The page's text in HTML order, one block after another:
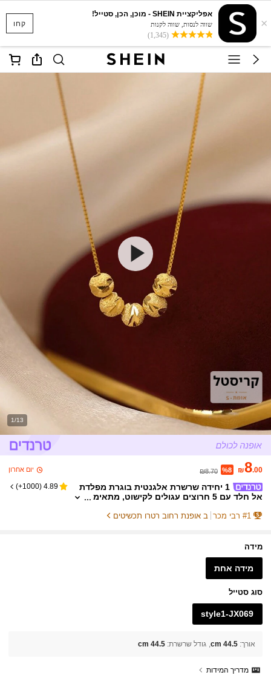
קחו ×
אפליקציית SHEIN - מוכן, הכן, סטייל!
שווה לנסות, שווה לקנות
(1,345)
1/13
₪8.00
%8
₪8.70 יום אחרון
1 יחידה שרשרת אלגנטית בוגרת מפלדת
אל חלד עם 5 חרוצים עגולים לקישוט, מתאימ
4.89
(
1000+
)
#1 רבי מכר ב אופנת רחוב רטרו תכשיטים
מידה
מידה אחת
סוג סטייל
style1-JX069
אורך:
44.5 cm גודל שרשרת:
44.5 cm
מדריך המידות